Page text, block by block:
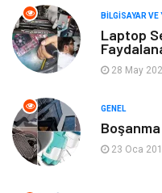
Giyim
Otomotiv
Yapı İnşaat
Emlak
BILGISAYAR VE
Laptop
28 May
GENEL
Boşanma
23 Oca